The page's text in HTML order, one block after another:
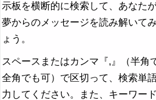
示板を横断的に検索して、あなた
夢からのメッセージを読み解いて
ょう。
スペースまたはカンマ『,』（半角
全角でも可）で区切って、検索単
力してください。また、キーワー